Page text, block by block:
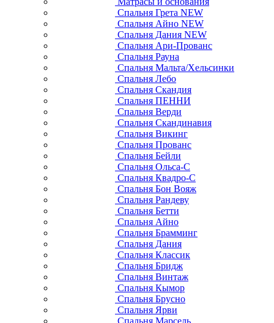
Спальня Грета NEW
Спальня Айно NEW
Спальня Дания NEW
Спальня Ари-Прованс
Спальня Рауна
Спальня Мальта/Хельсинки
Спальня Лебо
Спальня Скандия
Спальня ПЕННИ
Спальня Верди
Спальня Скандинавия
Спальня Викинг
Спальня Прованс
Спальня Бейли
Спальня Ольса-С
Спальня Квадро-С
Спальня Бон Вояж
Спальня Рандеву
Спальня Бетти
Спальня Айно
Спальня Брамминг
Спальня Дания
Спальня Классик
Спальня Бридж
Спальня Винтаж
Спальня Кымор
Спальня Брусно
Спальня Ярви
Спальня Марсель